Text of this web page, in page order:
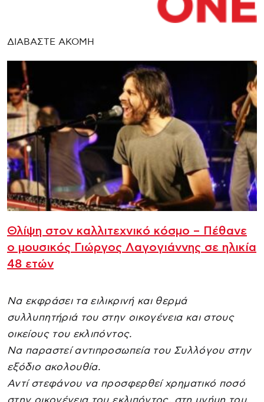
ΔΙΑΒΑΣΤΕ ΑΚΟΜΗ
Θλίψη στον καλλιτεχνικό κόσμο – Πέθανε
ο μουσικός Γιώργος Λαγογιάννης σε ηλικία
48 ετών
Να εκφράσει τα ειλικρινή και θερμά
συλλυπητήριά του στην οικογένεια και στους
οικείους του εκλιπόντος.
Να παραστεί αντιπροσωπεία του Συλλόγου στην
εξόδιο ακολουθία.
Αντί στεφάνου να προσφερθεί χρηματικό ποσό
στην οικογένεια του εκλιπόντος, στη μνήμη του.